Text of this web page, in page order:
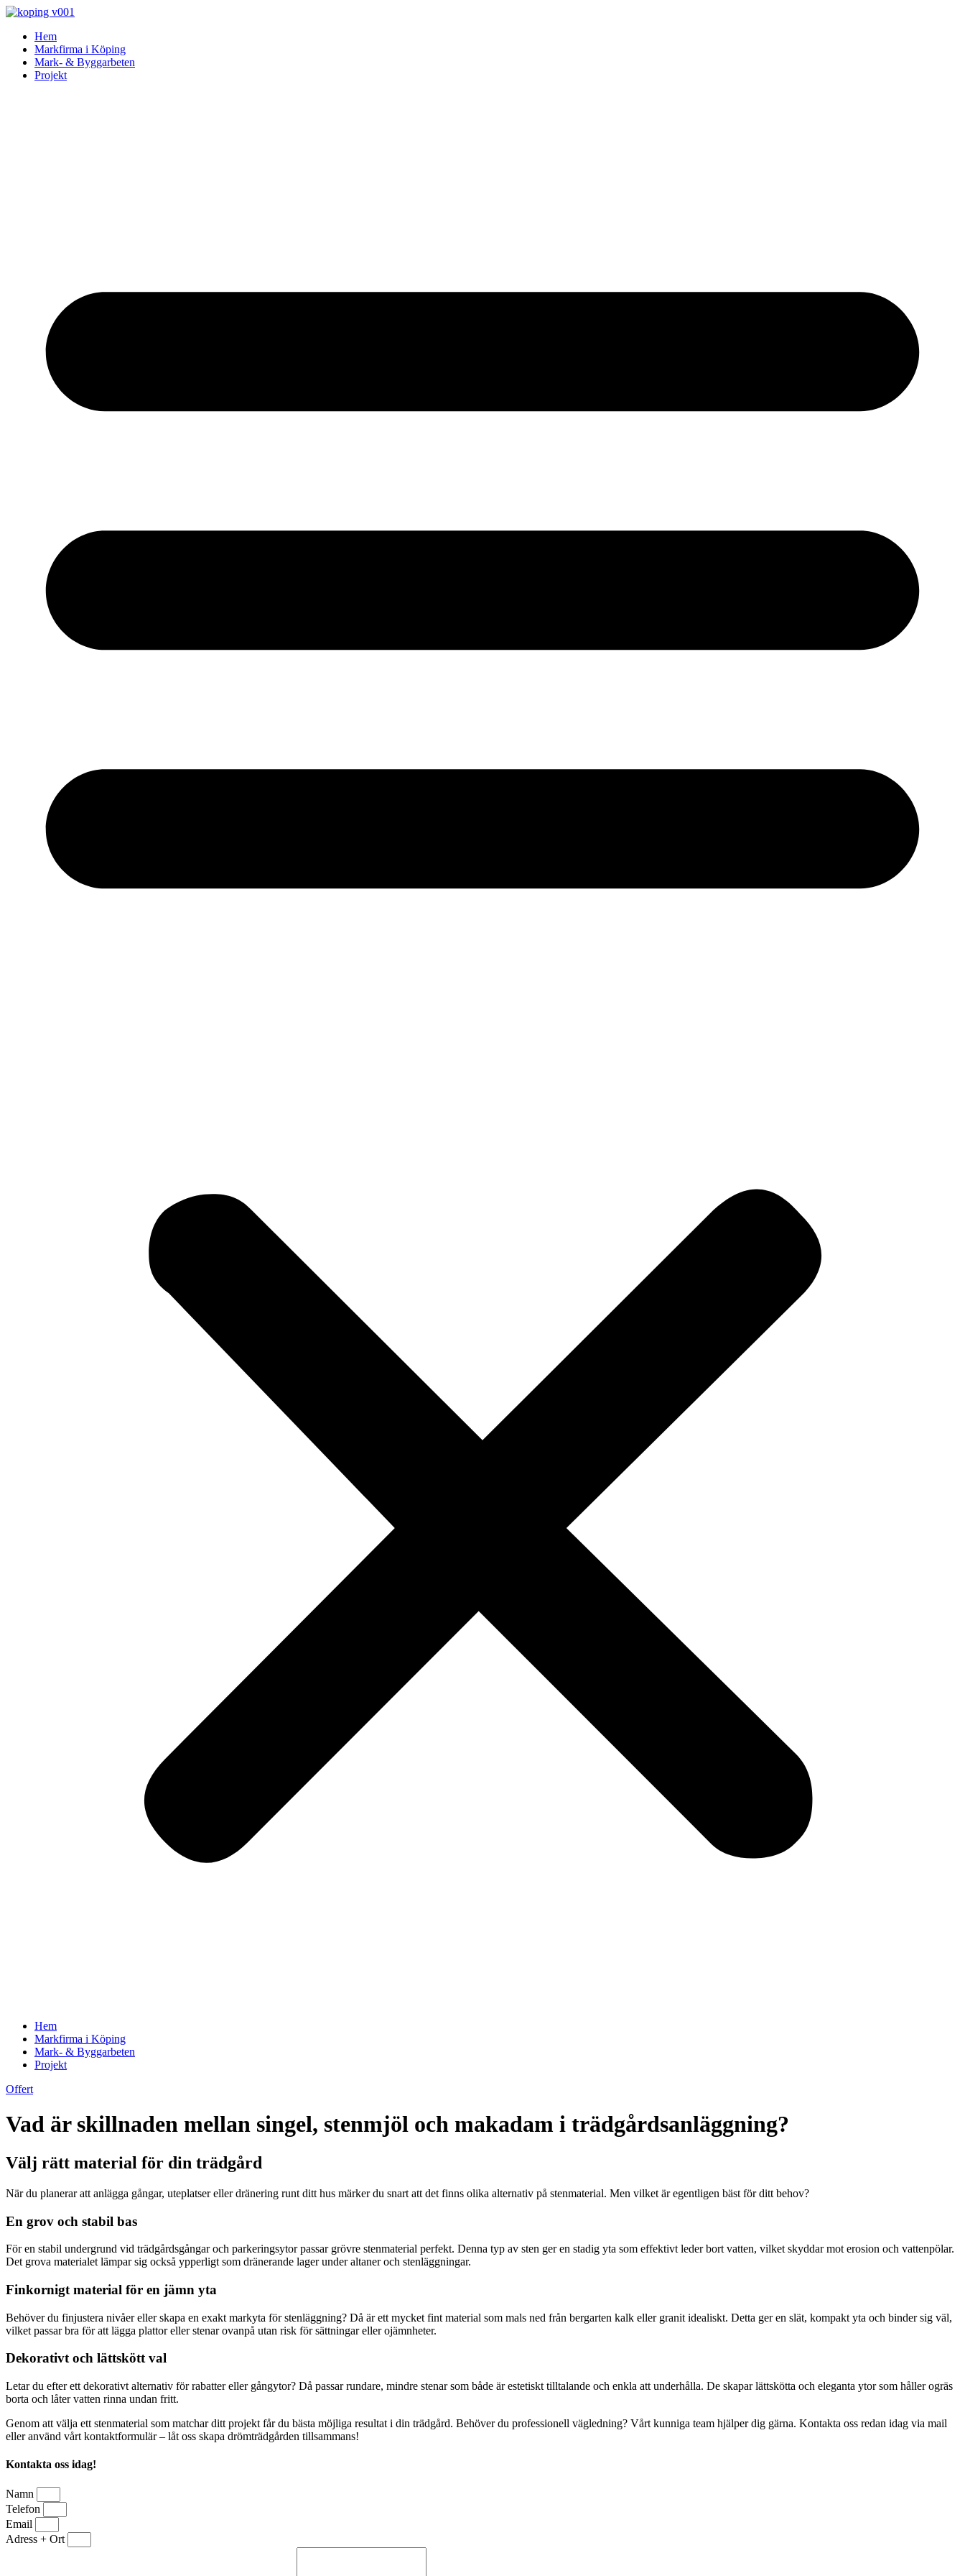
Skip
contentHem
Markfirma i Köping
Mark- & Byggarbeten
Projekt
Hem
Markfirma i Köping
Mark- & Byggarbeten
Projekt
Offert
Vad är skillnaden mellan singel, stenmjöl och makadam i trädgårdsanläggning?
Välj rätt material för din trädgård
När du planerar att anlägga gångar, uteplatser eller dränering runt ditt hus märker du snart att det finns olika alternativ på stenmaterial. Men vilket är egentligen bäst för ditt behov?
En grov och stabil bas
För en stabil undergrund vid trädgårdsgångar och parkeringsytor passar grövre stenmaterial perfekt. Denna typ av sten ger en stadig yta som effektivt leder bort vatten, vilket skyddar mot erosion och vattenpölar.
Det grova materialet lämpar sig också ypperligt som dränerande lager under altaner och stenläggningar.
Finkornigt material för en jämn yta
Behöver du finjustera nivåer eller skapa en exakt markyta för stenläggning? Då är ett mycket fint material som mals ned från bergarten kalk eller granit idealiskt. Detta ger en slät, kompakt yta och binder sig väl,
vilket passar bra för att lägga plattor eller stenar ovanpå utan risk för sättningar eller ojämnheter.
Dekorativt och lättskött val
Letar du efter ett dekorativt alternativ för rabatter eller gångytor? Då passar rundare, mindre stenar som både är estetiskt tilltalande och enkla att underhålla. De skapar lättskötta och eleganta ytor som håller ogräs
borta och låter vatten rinna undan fritt.
Genom att välja ett stenmaterial som matchar ditt projekt får du bästa möjliga resultat i din trädgård. Behöver du professionell vägledning? Vårt kunniga team hjälper dig gärna. Kontakta oss redan idag via mail
eller använd vårt kontaktformulär – låt oss skapa drömträdgården tillsammans!
Kontakta oss idag!
Namn
Telefon
Email
Adress + Ort